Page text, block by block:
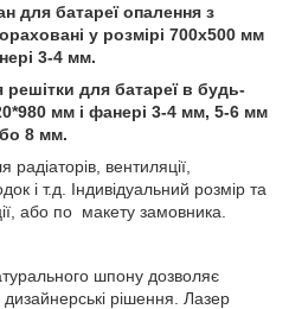
для батареї опалення з
у розмірі 700х500 мм
3-4 мм.
для батареї в будь-
мм і фанері 3-4 мм, 5-6 мм
8 мм.
вентиляції,
і т.д. Індивідуальний розмір та
або по макету замовника.
шпону дозволяє
дизайнерські рішення. Лазер